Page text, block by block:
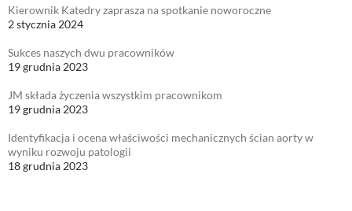
Kierownik Katedry zaprasza na spotkanie noworoczne
2 stycznia 2024
Sukces naszych dwu pracowników
19 grudnia 2023
JM składa życzenia wszystkim pracownikom
19 grudnia 2023
Identyfikacja i ocena właściwości mechanicznych ścian aorty w
wyniku rozwoju patologii
18 grudnia 2023